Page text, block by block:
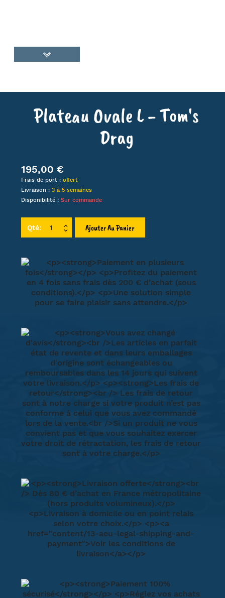
Plateau Ovale L - Tom's
Drag
195,00 €
Frais de port : offert
Livraison : 3 à 5 semaines
Disponibilité : Sur commande
Qté: Ajouter Au Panier